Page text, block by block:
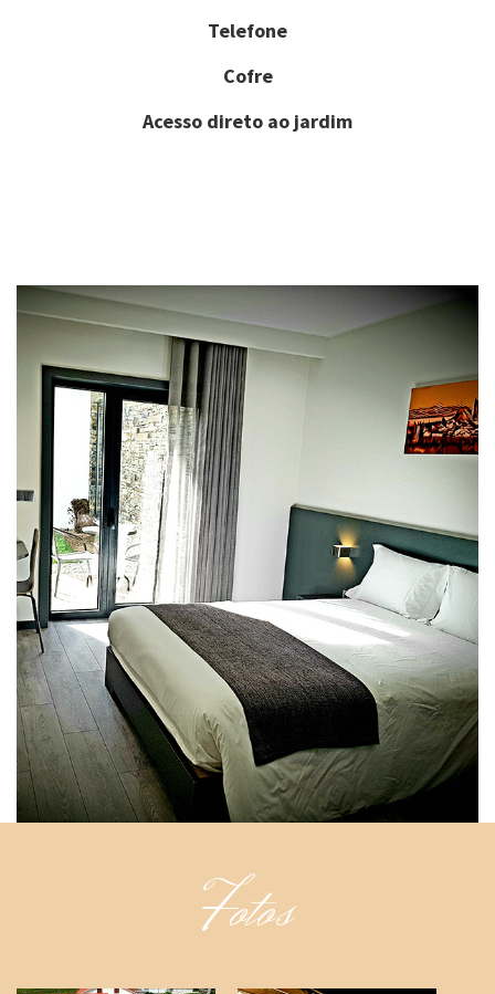
Telefone
Cofre
Acesso direto ao jardim
Fotos